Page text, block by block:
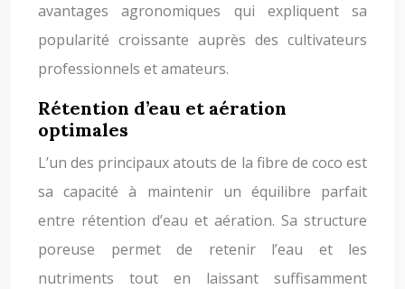
avantages agronomiques qui expliquent sa
popularité croissante auprès des cultivateurs
professionnels et amateurs.
Rétention d’eau et aération
optimales
L’un des principaux atouts de la fibre de coco est
sa capacité à maintenir un équilibre parfait
entre rétention d’eau et aération. Sa structure
poreuse permet de retenir l’eau et les
nutriments tout en laissant suffisamment